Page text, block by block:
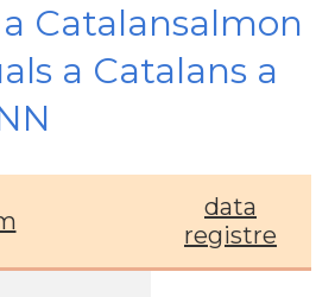
Catalansalmon
a Catalans a
data
registre